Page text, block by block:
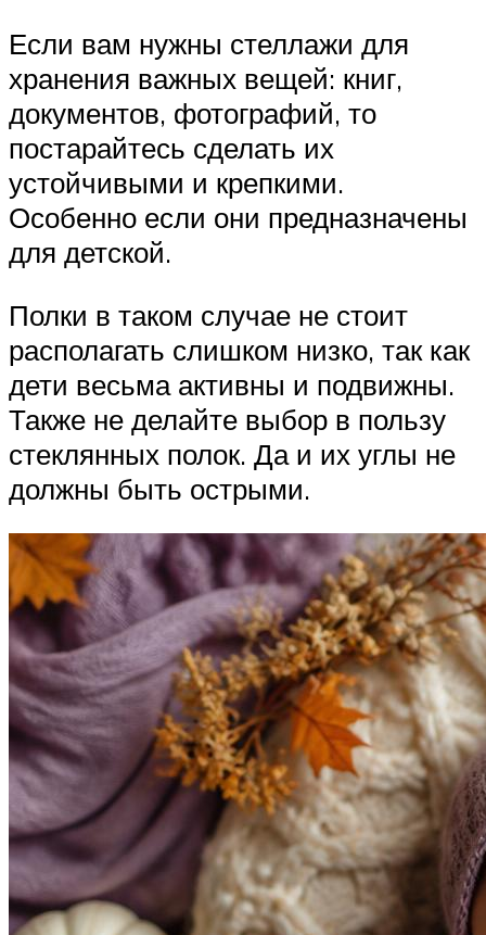
Если вам нужны стеллажи для
хранения важных вещей: книг,
документов, фотографий, то
постарайтесь сделать их
устойчивыми и крепкими.
Особенно если они предназначены
для детской.
Полки в таком случае не стоит
располагать слишком низко, так как
дети весьма активны и подвижны.
Также не делайте выбор в пользу
стеклянных полок. Да и их углы не
должны быть острыми.